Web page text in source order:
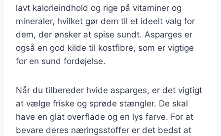
lavt kalorieindhold og rige på vitaminer og
mineraler, hvilket gør dem til et ideelt valg for
dem, der ønsker at spise sundt. Asparges er
også en god kilde til kostfibre, som er vigtige
for en sund fordøjelse.
Når du tilbereder hvide asparges, er det vigtigt
at vælge friske og sprøde stængler. De skal
have en glat overflade og en lys farve. For at
bevare deres næringsstoffer er det bedst at